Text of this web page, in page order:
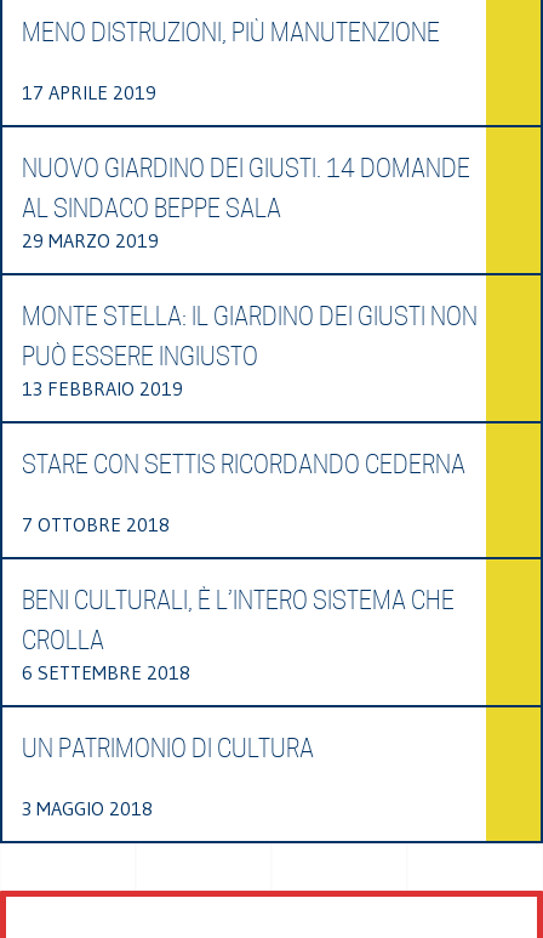
MENO DISTRUZIONI, PIÙ MANUTENZIONE
17 APRILE 2019
NUOVO GIARDINO DEI GIUSTI. 14 DOMANDE
AL SINDACO BEPPE SALA
29 MARZO 2019
MONTE STELLA: IL GIARDINO DEI GIUSTI NON
PUÒ ESSERE INGIUSTO
13 FEBBRAIO 2019
STARE CON SETTIS RICORDANDO CEDERNA
7 OTTOBRE 2018
BENI CULTURALI, È L’INTERO SISTEMA CHE
CROLLA
6 SETTEMBRE 2018
UN PATRIMONIO DI CULTURA
3 MAGGIO 2018